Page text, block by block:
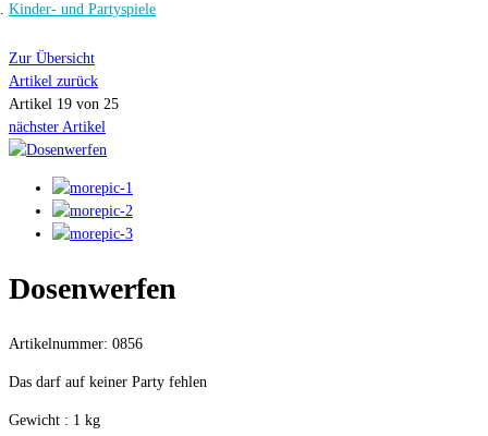
Kinder- und Partyspiele
Zur Übersicht
Artikel zurück
Artikel 19 von 25
nächster Artikel
Dosenwerfen
Artikelnummer: 0856
Das darf auf keiner Party fehlen
Gewicht : 1 kg